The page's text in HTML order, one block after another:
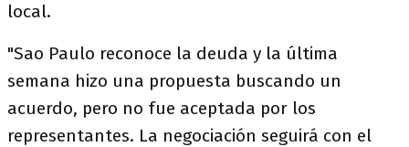
local.
"Sao Paulo reconoce la deuda y la última
semana hizo una propuesta buscando un
acuerdo, pero no fue aceptada por los
representantes. La negociación seguirá con el